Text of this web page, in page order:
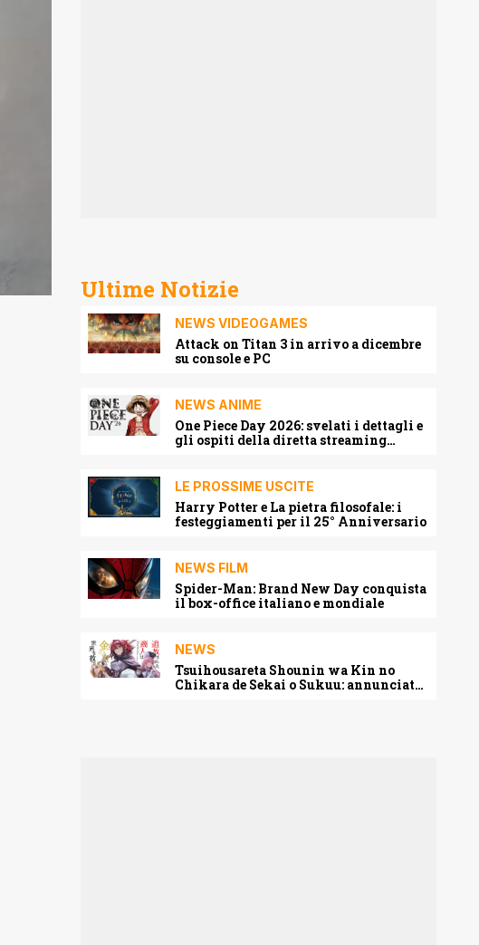
Ultime Notizie
NEWS VIDEOGAMES
Attack on Titan 3 in arrivo a dicembre
su console e PC
NEWS ANIME
One Piece Day 2026: svelati i dettagli e
gli ospiti della diretta streaming
LE PROSSIME USCITE
Harry Potter e La pietra filosofale: i
festeggiamenti per il 25° Anniversario
NEWS FILM
Spider-Man: Brand New Day conquista
il box-office italiano e mondiale
NEWS
Tsuihousareta Shounin wa Kin no
Chikara de Sekai o Sukuu: annunciato